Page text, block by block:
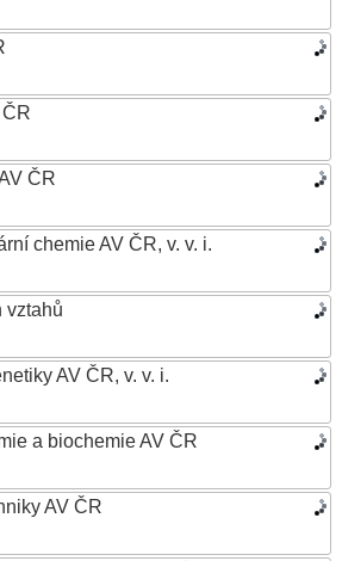
ČR
chemie AV ČR, v. v. i.
vztahů
AV ČR, v. v. i.
a biochemie AV ČR
AV ČR